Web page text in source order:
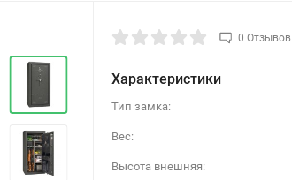
0 Отзывов
Характеристики
Тип замка:
Вес:
Высота внешняя: